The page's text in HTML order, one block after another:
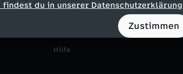
du in unserer
Zustimmen
Hilfe